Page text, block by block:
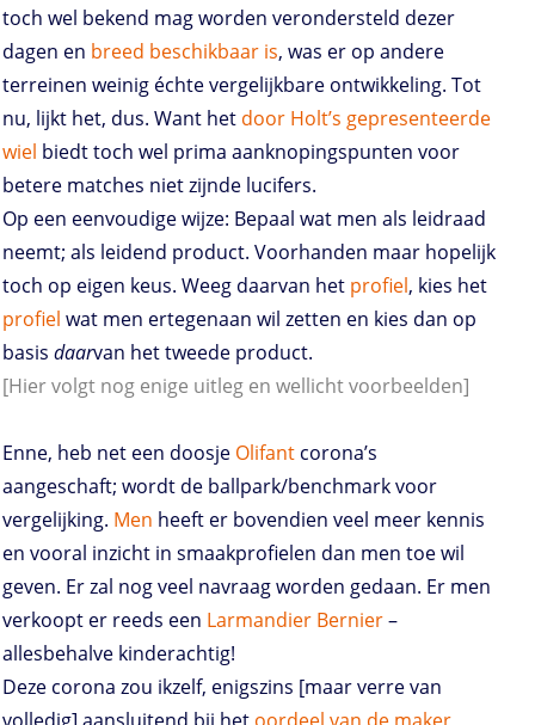
toch wel bekend mag worden verondersteld dezer
dagen en breed beschikbaar is, was er op andere
terreinen weinig échte vergelijkbare ontwikkeling. Tot
nu, lijkt het, dus. Want het door Holt’s gepresenteerde
wiel biedt toch wel prima aanknopingspunten voor
betere matches niet zijnde lucifers.
Op een eenvoudige wijze: Bepaal wat men als leidraad
neemt; als leidend product. Voorhanden maar hopelijk
toch op eigen keus. Weeg daarvan het profiel, kies het
profiel wat men ertegenaan wil zetten en kies dan op
basis daarvan het tweede product.
[Hier volgt nog enige uitleg en wellicht voorbeelden]
Enne, heb net een doosje Olifant corona’s
aangeschaft; wordt de ballpark/benchmark voor
vergelijking. Men heeft er bovendien veel meer kennis
en vooral inzicht in smaakprofielen dan men toe wil
geven. Er zal nog veel navraag worden gedaan. Er men
verkoopt er reeds een Larmandier Bernier–
allesbehalve kinderachtig!
Deze corona zou ikzelf, enigszins [maar verre van